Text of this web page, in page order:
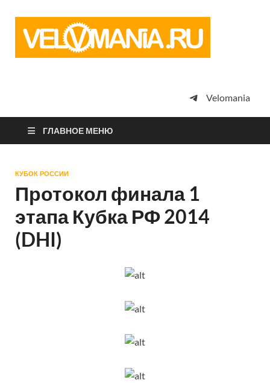
просто
Velomania
ГЛАВНОЕ МЕНЮ
КУБОК РОССИИ
Протокол финала 1
этапа Кубка РФ 2014
(DHI)